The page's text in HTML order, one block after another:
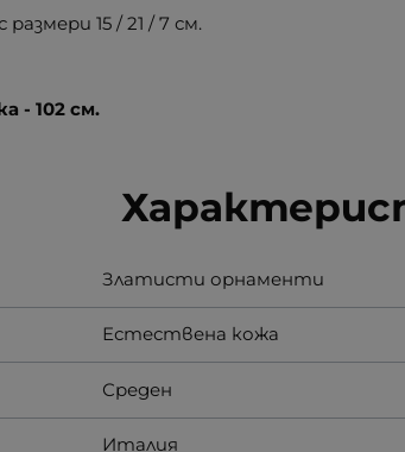
15 / 21 / 7 см.
- 102 см.
Златисти орнаменти
Естествена кожа
Среден
Италия